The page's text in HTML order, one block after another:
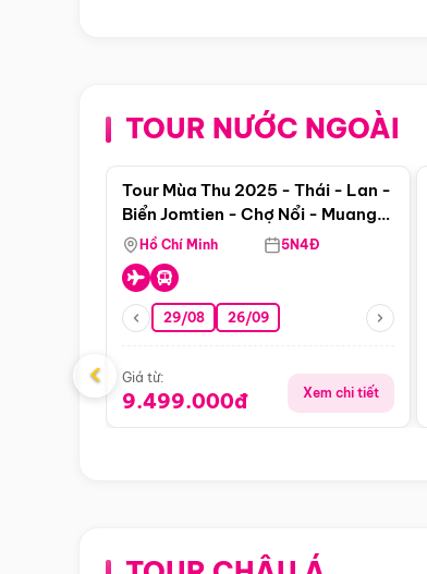
TOUR NƯỚC NGOÀI
Điểm nổi bật
Tour Mùa Thu 2025 - Thái - Lan -
Biển Jomtien - Chợ Nổi - Muang
Boran Suanthai - Buffet Du
Thuyền Sông Chaophraya
Hồ Chí Minh 5N4Đ
29/08 26/09
Giá từ:
9.499.000đ Xem chi tiết
‹